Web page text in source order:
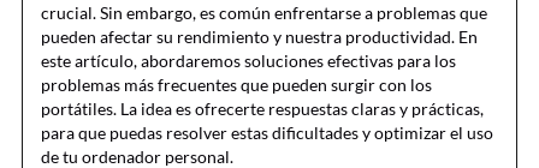
crucial. Sin embargo, es común enfrentarse a problemas que
pueden afectar su rendimiento y nuestra productividad. En
este artículo, abordaremos soluciones efectivas para los
problemas más frecuentes que pueden surgir con los
portátiles. La idea es ofrecerte respuestas claras y prácticas,
para que puedas resolver estas dificultades y optimizar el uso
de tu ordenador personal.